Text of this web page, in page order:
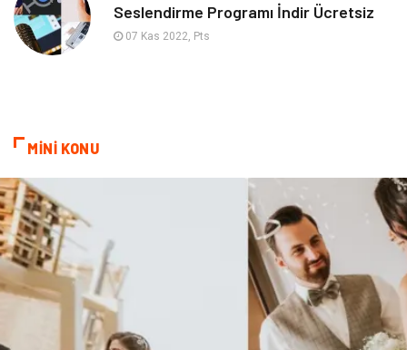
Diyet
Bakım Aksesuar
Sağlık Haberleri Blogroll
Spor Malzemeleri Hediyelik Eşya
Seslendirme Programı İndir Ücretsiz
07 Kas 2022, Pts
MİNİ KONU